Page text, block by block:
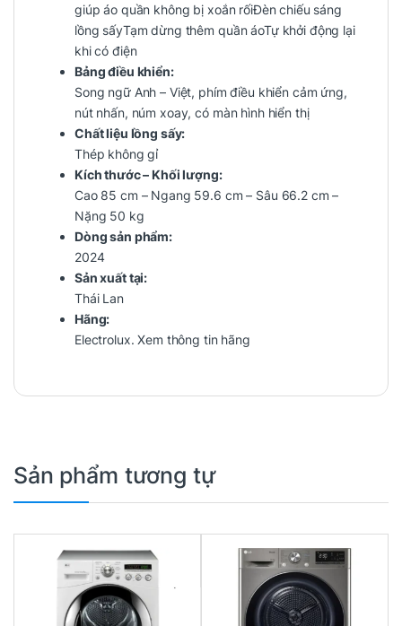
giúp áo quần không bị xoắn rốiĐèn chiếu sáng
lồng sấyTạm dừng thêm quần áoTự khởi động lại
khi có điện
Bảng điều khiển:
Song ngữ Anh – Việt, phím điều khiển cảm ứng,
nút nhấn, núm xoay, có màn hình hiển thị
Chất liệu lồng sấy:
Thép không gỉ
Kích thước – Khối lượng:
Cao 85 cm – Ngang 59.6 cm – Sâu 66.2 cm –
Nặng 50 kg
Dòng sản phẩm:
2024
Sản xuất tại:
Thái Lan
Hãng:
Electrolux.Xem thông tin hãng
Sản phẩm tương tự